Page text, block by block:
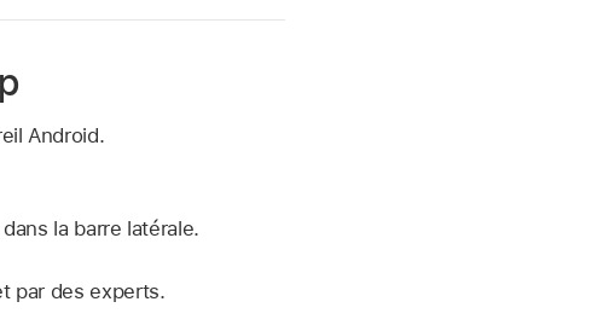
Android.
la barre latérale.
par des experts.